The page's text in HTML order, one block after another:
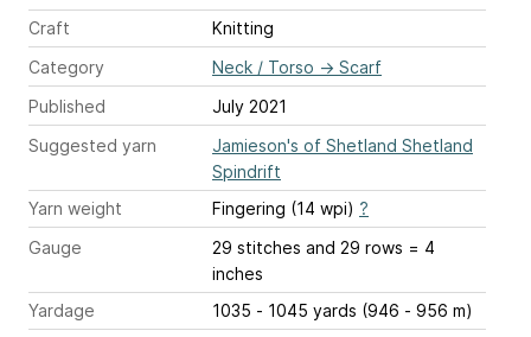
Craft
Knitting
Category
Neck / Torso → Scarf
Published
July 2021
Suggested yarn
Jamieson's of Shetland Shetland
Spindrift
Yarn weight
Fingering (14 wpi) ?
Gauge
29 stitches and 29 rows = 4
inches
Yardage
1035 - 1045 yards (946 - 956 m)